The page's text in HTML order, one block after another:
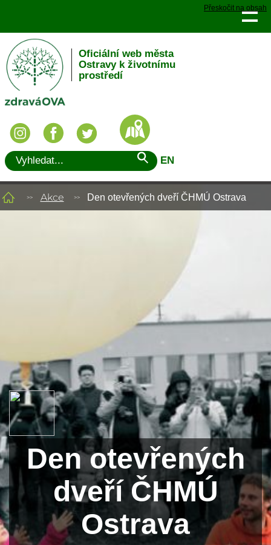
Přeskočit na obsah
Oficiální web města
Ostravy k životnímu
prostředí
EN
Akce Den otevřených dveří ČHMÚ Ostrava
Den otevřených
dveří ČHMÚ
Ostrava